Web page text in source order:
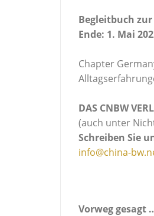
Begleitbuch
Ende: 1. Mai
Chapter
DAS CNBW
(auch unter
Schreiben Sie
info@china-
Vorweg gesagt